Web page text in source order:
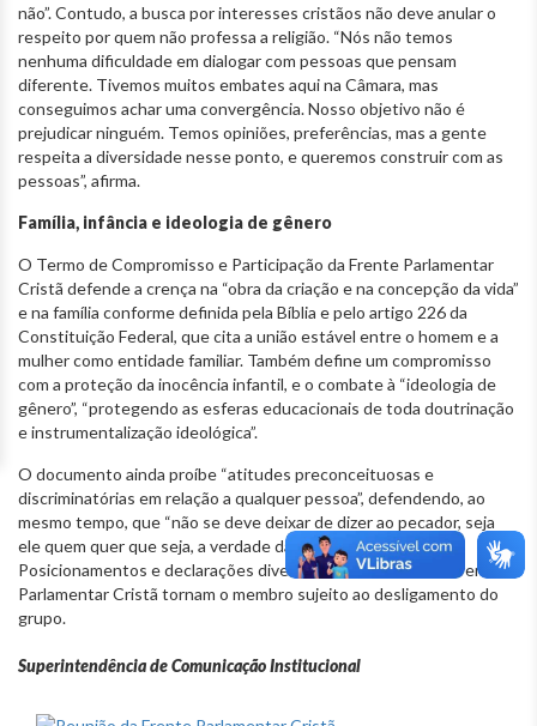
não”. Contudo, a busca por interesses cristãos não deve anular o
respeito por quem não professa a religião. “Nós não temos
nenhuma dificuldade em dialogar com pessoas que pensam
diferente. Tivemos muitos embates aqui na Câmara, mas
conseguimos achar uma convergência. Nosso objetivo não é
prejudicar ninguém. Temos opiniões, preferências, mas a gente
respeita a diversidade nesse ponto, e queremos construir com as
pessoas”, afirma.
Família, infância e ideologia de gênero
O Termo de Compromisso e Participação da Frente Parlamentar
Cristã defende a crença na “obra da criação e na concepção da vida”
e na família conforme definida pela Bíblia e pelo artigo 226 da
Constituição Federal, que cita a união estável entre o homem e a
mulher como entidade familiar. Também define um compromisso
com a proteção da inocência infantil, e o combate à “ideologia de
gênero”, “protegendo as esferas educacionais de toda doutrinação
e instrumentalização ideológica”.
O documento ainda proíbe “atitudes preconceituosas e
discriminatórias em relação a qualquer pessoa”, defendendo, ao
mesmo tempo, que “não se deve deixar de dizer ao pecador, seja
ele quem quer que seja, a verdade da Palavra de Deus”.
Posicionamentos e declarações diversas aos princípios da Frente
Parlamentar Cristã tornam o membro sujeito ao desligamento do
grupo.
Superintendência de Comunicação Institucional